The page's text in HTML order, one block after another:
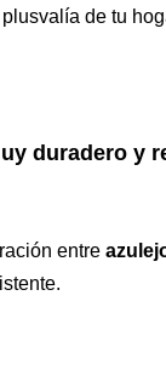
de tu
duradero y
entre